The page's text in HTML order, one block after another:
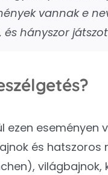
vannak e
hányszor
ezen
és hatszoros